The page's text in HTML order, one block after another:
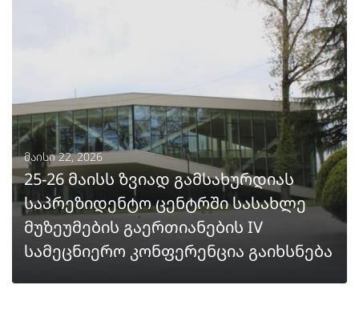
მაისი 22, 2026
25-26 მაისს ზვიად გამსახურდიას
საპრეზიდენტო ცენტრში სასახლე
მუზეუმების გაერთიანების IV
სამეცნიერო კონფერენცია გაიხსნება